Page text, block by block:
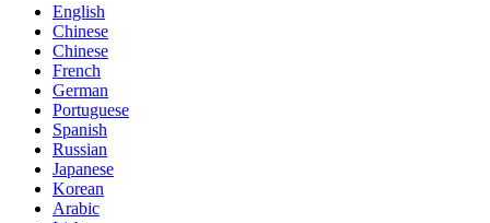
English
Chinese
Chinese
French
German
Portuguese
Spanish
Russian
Japanese
Korean
Arabic